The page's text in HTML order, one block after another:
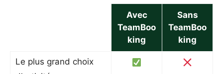
Avec
TeamBoo
king
Sans
TeamBoo
king
Le plus grand choix